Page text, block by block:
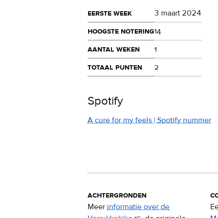
eerste week
3 maart 2024
hoogste notering14
aantal weken
1
totaal punten
2
Spotify
A cure for my feels | Spotify nummer
achtergronden
Meer informatie over de